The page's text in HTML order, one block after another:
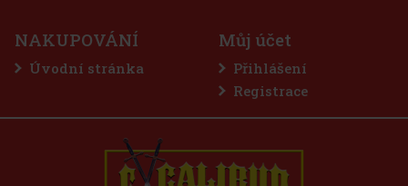
NAKUPOVÁNÍ
Úvodní stránka
Můj účet
Přihlášení
Registrace